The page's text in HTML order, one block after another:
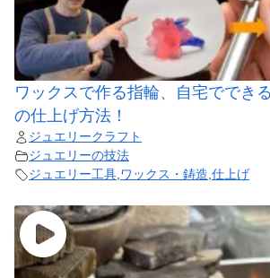
ワックスで作る指輪、自宅ででき
の仕上げ方法！
ジュエリークラフト
ジュエリーの技法
ジュエリー工具 ワックス・鋳造 仕上げ